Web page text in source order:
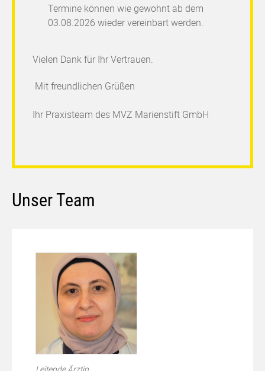
Termine können wie gewohnt ab dem
03.08.2026 wieder vereinbart werden.
Vielen Dank für Ihr Vertrauen.
Mit freundlichen Grüßen
Ihr Praxisteam des MVZ Marienstift GmbH
Unser Team
Previous